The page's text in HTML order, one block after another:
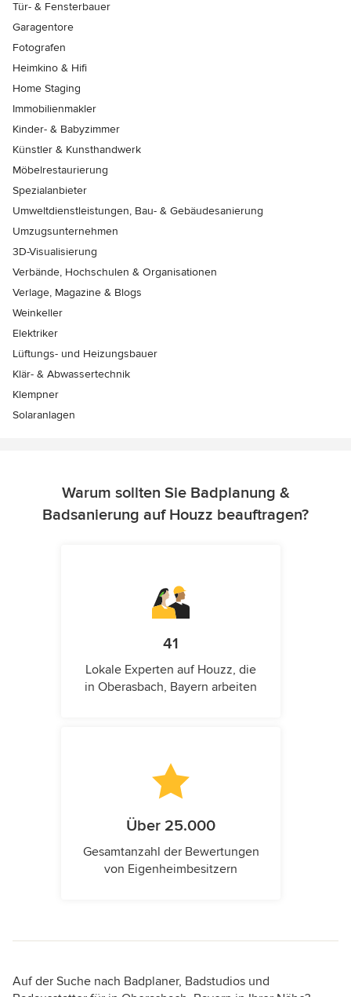
Tür- & Fensterbauer
Garagentore
Fotografen
Heimkino & Hifi
Home Staging
Immobilienmakler
Kinder- & Babyzimmer
Künstler & Kunsthandwerk
Möbelrestaurierung
Spezialanbieter
Umweltdienstleistungen, Bau- & Gebäudesanierung
Umzugsunternehmen
3D-Visualisierung
Verbände, Hochschulen & Organisationen
Verlage, Magazine & Blogs
Weinkeller
Elektriker
Lüftungs- und Heizungsbauer
Klär- & Abwassertechnik
Klempner
Solaranlagen
Warum sollten Sie Badplanung &
Badsanierung auf Houzz beauftragen?
41
Lokale Experten auf Houzz, die
in Oberasbach, Bayern arbeiten
Über 25.000
Gesamtanzahl der Bewertungen
von Eigenheimbesitzern
Auf der Suche nach Badplaner, Badstudios und